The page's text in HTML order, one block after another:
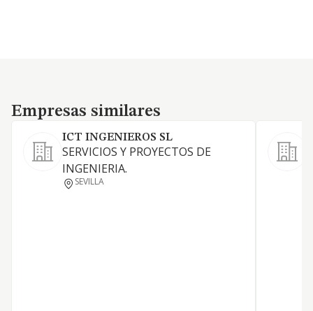
Empresas similares
Empresas similares
ICT INGENIEROS SL
SERVICIOS Y PROYECTOS DE
INGENIERIA.
SEVILLA